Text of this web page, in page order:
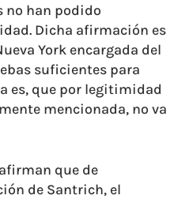
no han podido
Dicha afirmación es
York encargada del
suficientes para
es, que por legitimidad
mencionada, no va
que de
de Santrich, el